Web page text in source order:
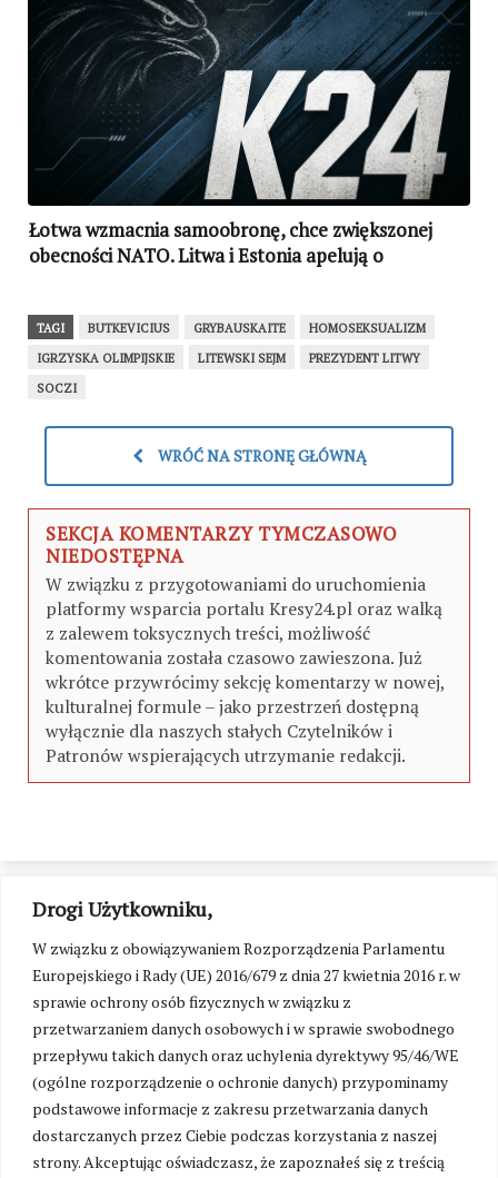
Drogi Użytkowniku,
W związku z obowiązywaniem Rozporządzenia Parlamentu
Europejskiego i Rady (UE) 2016/679 z dnia 27 kwietnia 2016 r. w
sprawie ochrony osób fizycznych w związku z
przetwarzaniem danych osobowych i w sprawie swobodnego
przepływu takich danych oraz uchylenia dyrektywy 95/46/WE
(ogólne rozporządzenie o ochronie danych) przypominamy
podstawowe informacje z zakresu przetwarzania danych
dostarczanych przez Ciebie podczas korzystania z naszej
strony. Akceptując oświadczasz, że zapoznałeś się z treścią
Łotwa wzmacnia samoobronę, chce zwiększonej
obecności NATO. Litwa i Estonia apelują o
TAGI BUTKEVICIUS GRYBAUSKAITE
HOMOSEKSUALIZM
IGRZYSKA OLIMPIJSKIE
LITEWSKI SEJM
PREZYDENT LITWY
SOCZI
WRÓĆ NA STRONĘ GŁÓWNĄ
SEKCJA KOMENTARZY TYMCZASOWO
NIEDOSTĘPNA
W związku z przygotowaniami do uruchomienia
platformy wsparcia portalu Kresy24.pl oraz walką
z zalewem toksycznych treści, możliwość
komentowania została czasowo zawieszona. Już
wkrótce przywrócimy sekcję komentarzy w nowej,
kulturalnej formule – jako przestrzeń dostępną
wyłącznie dla naszych stałych Czytelników i
Patronów wspierających utrzymanie redakcji.